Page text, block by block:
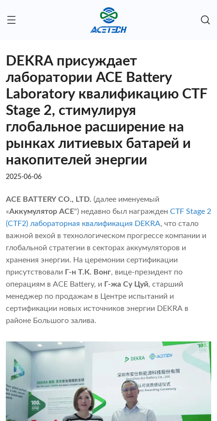
DEKRA присуждает
лаборатории ACE Battery
Laboratory квалификацию CTF
Stage 2, стимулируя
глобальное расширение на
рынках литиевых батарей и
накопителей энергии
2025-06-06
ACE BATTERY CO., LTD. (далее именуемый
«Аккумулятор ACE") недавно был награжден CTF Stage 2
(CTF2) лабораторная квалификация DEKRA, что стало
важной вехой в технологическом прогрессе компании и
глобальной стратегии в секторах аккумуляторов и
хранения энергии. На церемонии сертификации
присутствовали Г-н Т.К. Вонг, вице-президент по
операциям в ACE Battery, и Г-жа Су Цуй, старший
менеджер по продажам в Центре испытаний и
сертификации новых источников энергии DEKRA в
районе Большого залива.